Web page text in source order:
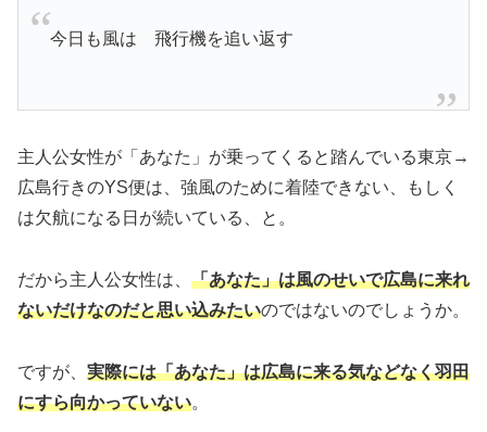
今日も風は 飛行機を追い返す
主人公女性が「あなた」が乗ってくると踏んでいる東京→
広島行きのYS便は、強風のために着陸できない、もしく
は欠航になる日が続いている、と。
だから主人公女性は、 「あなた」は風のせいで広島に来れ
ないだけなのだと思い込みたいのではないのでしょうか。
ですが、 実際には「あなた」は広島に来る気などなく羽田
にすら向かっていない。